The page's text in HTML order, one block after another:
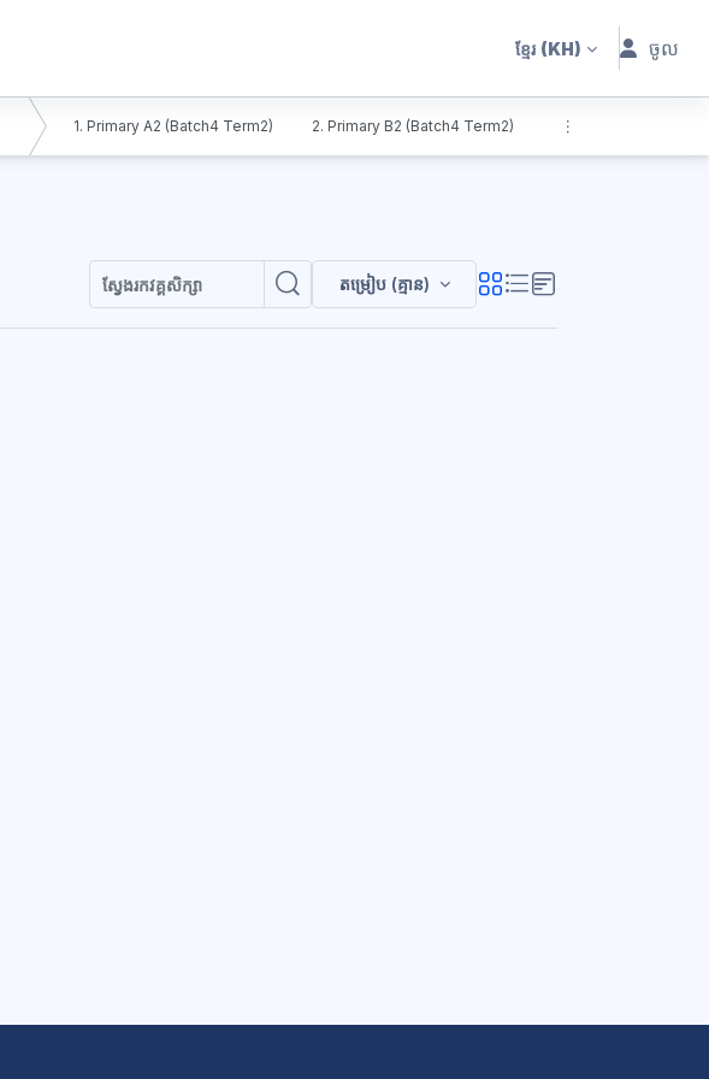
ខ្មែរ (KH) ចូល
1. Primary A2 (Batch4 Term2) 2. Primary B2 (Batch4 Term2)
ស្វែងរកវគ្គសិក្សា
ស្វែងរកវគ្គសិក្សា
តម្រៀប (គ្មាន)